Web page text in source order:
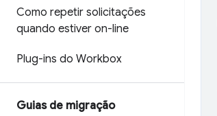
Como repetir solicitações
quando estiver on-line
Plug-ins do Workbox
Guias de migração